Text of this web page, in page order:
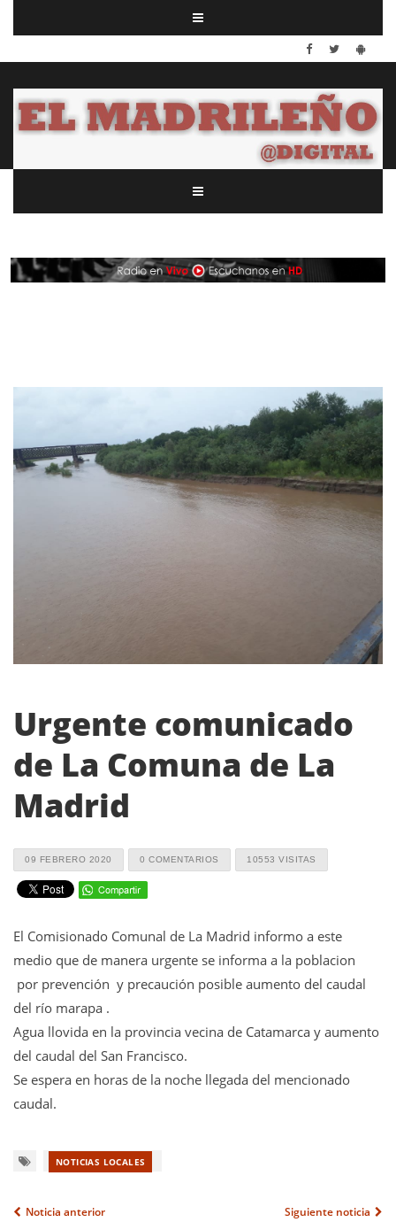
Urgente comunicado
de La Comuna de La
Madrid
09 FEBRERO 2020 0 COMENTARIOS 10553 VISITAS
El Comisionado Comunal de La Madrid informo a este
medio que de manera urgente se informa a la poblacion
por prevención y precaución posible aumento del caudal
del río marapa .
Agua llovida en la provincia vecina de Catamarca y aumento
del caudal del San Francisco.
Se espera en horas de la noche llegada del mencionado
caudal.
NOTICIAS LOCALES
Noticia anterior Siguiente noticia